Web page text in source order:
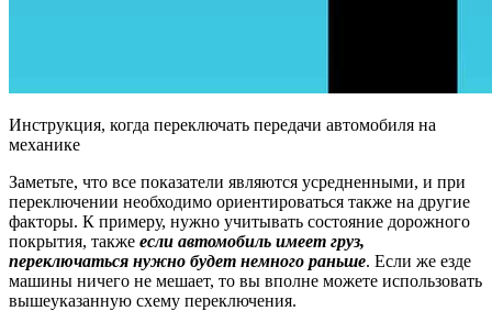
Инструкция, когда переключать передачи автомобиля на
механике
Заметьте, что все показатели являются усредненными, и при
переключении необходимо ориентироваться также на другие
факторы. К примеру, нужно учитывать состояние дорожного
покрытия, также если автомобиль имеет груз,
переключаться нужно будет немного раньше. Если же езде
машины ничего не мешает, то вы вполне можете использовать
вышеуказанную схему переключения.